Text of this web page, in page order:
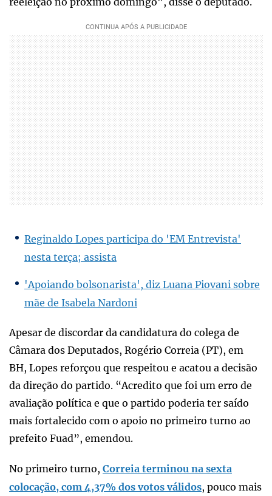
Reginaldo Lopes participa do 'EM Entrevista'
nesta terça; assista
'Apoiando bolsonarista', diz Luana Piovani sobre
mãe de Isabela Nardoni
Apesar de discordar da candidatura do colega de
Câmara dos Deputados, Rogério Correia (PT), em
BH, Lopes reforçou que respeitou e acatou a decisão
da direção do partido. “Acredito que foi um erro de
avaliação política e que o partido poderia ter saído
mais fortalecido com o apoio no primeiro turno ao
prefeito Fuad”, emendou.
No primeiro turno, Correia terminou na sexta
colocação, com 4,37% dos votos válidos, pouco mais